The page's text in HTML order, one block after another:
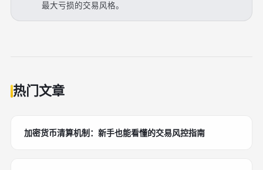
最大亏损的交易风格。
热门文章
加密货币清算机制：新手也能看懂的交易风控指南